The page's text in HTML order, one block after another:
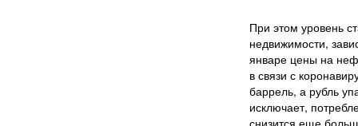
При этом уровень
недвижимости,
январе цены на
в связи с
баррель, а рубль
исключает,
снизится еще